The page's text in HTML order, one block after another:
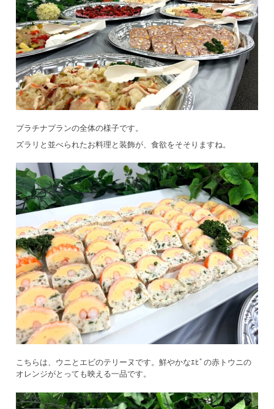
プラチナプランの全体の様子です。
ズラリと並べられたお料理と装飾が、食欲をそそりますね。
こちらは、ウニとエビのテリーヌです。鮮やかなｴﾋﾞの赤トウニの
オレンジがとっても映える一品です。